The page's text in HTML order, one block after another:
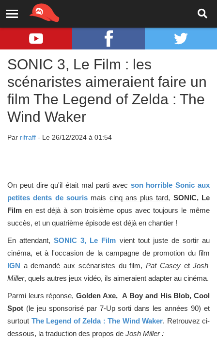
SONIC 3, Le Film : les
scénaristes aimeraient faire un
film The Legend of Zelda : The
Wind Waker
Par rifraff - Le 26/12/2024 à 01:54
On peut dire qu'il était mal parti avec son horrible Sonic aux
petites dents de souris mais cinq ans plus tard, SONIC, Le
Film en est déjà à son troisième opus avec toujours le même
succès, et un quatrième épisode est déjà en chantier !
En attendant,SONIC 3, Le Film vient tout juste de sortir au
cinéma, et à l'occasion de la campagne de promotion du film
IGN a demandé aux scénaristes du film,Pat CaseyetJosh
Miller, quels autres jeux vidéo, ils aimeraient adapter au cinéma.
Parmi leurs réponse,Golden Axe, A Boy and His Blob, Cool
Spot (le jeu sponsorisé par 7-Up sorti dans les années 90) et
surtout The Legend of Zelda : The Wind Waker. Retrouvez ci-
dessous, la traduction des propos de Josh Miller :